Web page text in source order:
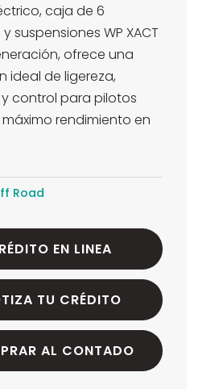
caja de 6
suspensiones WP XACT
ofrece una
ideal de ligereza,
control para pilotos
rendimiento en
Road
EN LINEA
TU CRÉDITO
AL CONTADO